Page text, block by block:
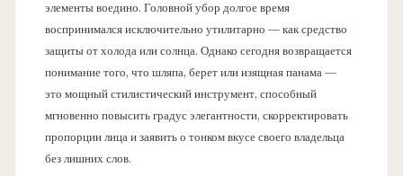
элементы воедино. Головной убор долгое время
воспринимался исключительно утилитарно — как средство
защиты от холода или солнца. Однако сегодня возвращается
понимание того, что шляпа, берет или изящная панама —
это мощный стилистический инструмент, способный
мгновенно повысить градус элегантности, скорректировать
пропорции лица и заявить о тонком вкусе своего владельца
без лишних слов.